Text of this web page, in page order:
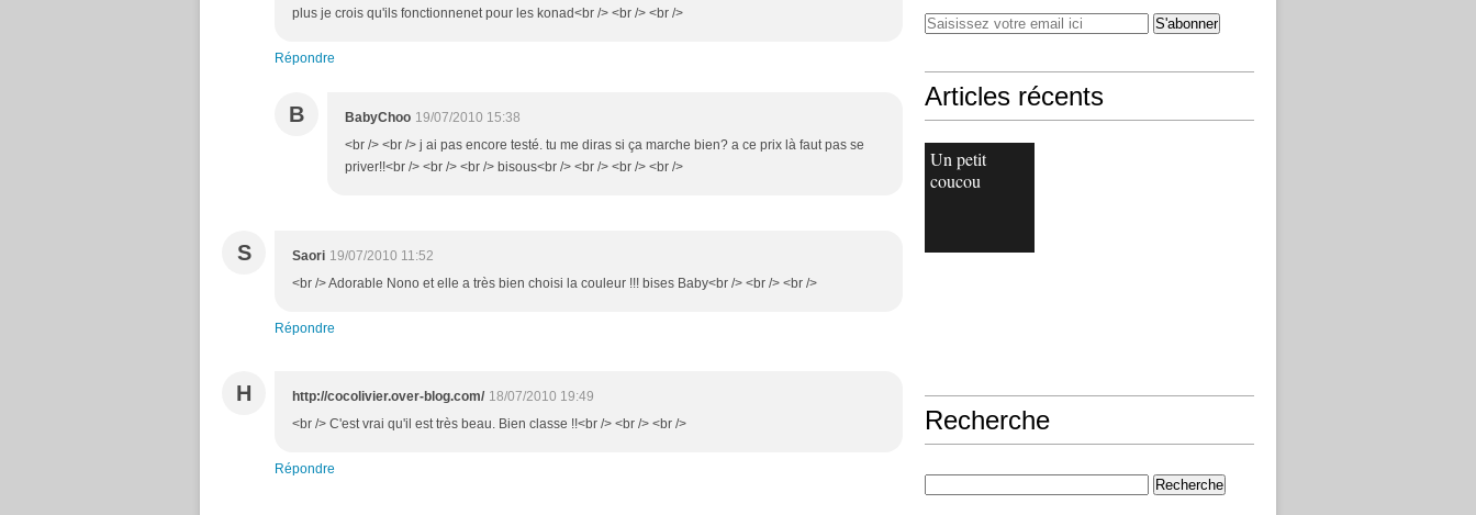
plus je crois qu'ils fonctionnenet pour les konad<br /> <br /> <br />
Répondre
B BabyChoo 19/07/2010 15:38
<br /> <br /> j ai pas encore testé. tu me diras si ça marche bien? a ce prix là faut pas se
priver!!<br /> <br /> <br /> bisous<br /> <br /> <br /> <br />
S Saori 19/07/2010 11:52
<br /> Adorable Nono et elle a très bien choisi la couleur !!! bises Baby<br /> <br /> <br />
Répondre
H http://cocolivier.over-blog.com/ 18/07/2010 19:49
<br /> C'est vrai qu'il est très beau. Bien classe !!<br /> <br /> <br />
Répondre
Articles récents
Un petit
coucou
Recherche